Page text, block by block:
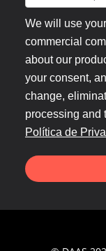
We will use
commercial
about our
your consent,
change,
processing and
Política de